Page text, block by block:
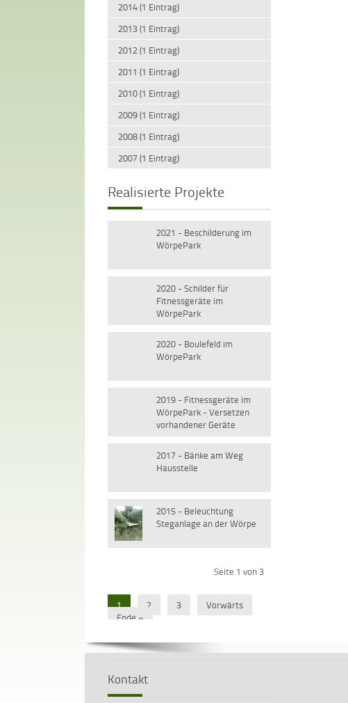
2014 (1 Eintrag)
2013 (1 Eintrag)
2012 (1 Eintrag)
2011 (1 Eintrag)
2010 (1 Eintrag)
2009 (1 Eintrag)
2008 (1 Eintrag)
2007 (1 Eintrag)
Realisierte Projekte
2021 - Beschilderung im
WörpePark
2020 - Schilder für
Fitnessgeräte im
WörpePark
2020 - Boulefeld im
WörpePark
2019 - Fitnessgeräte im
WörpePark - Versetzen
vorhandener Geräte
2017 - Bänke am Weg
Hausstelle
2015 - Beleuchtung
Steganlage an der Wörpe
Seite 1 von 3
1 2 3
Vorwärts
Ende »
Kontakt